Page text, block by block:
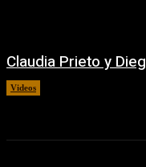
Claudia Prieto y
Videos